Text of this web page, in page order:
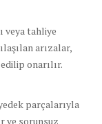
veya tahliye
arızalar,
onarılır.
parçalarıyla
ve sorunsuz